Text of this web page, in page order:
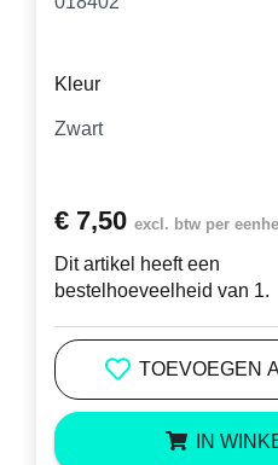
Kleur
€ 7,50 excl. btw per
Dit artikel heeft een
bestelhoeveelheid van 1.
TOEVOEGEN
IN